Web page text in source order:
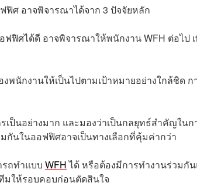
ฟิศ อาจพิจารณาได้จาก 3 ปัจจัยหลัก
ฟิศได้ดี อาจพิจารณาให้พนักงาน WFH ต่อไป
นักงานให้เป็นไปตามเป้าหมายอย่างใกล้ชิด ก
ป็นอย่างมาก และมองว่าเป็นกลยุทธ์สำคัญในก
กันในออฟฟิศอาจเป็นทางเลือกที่คุ้มค่ากว่า
รถทำแบบ WFHได้ หรือต้องมีการทำงานร่วมกั
มให้รอบคอบก่อนตัดสินใจ